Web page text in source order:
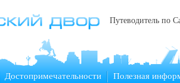
Путеводитель по
Достопримечательности Полезная